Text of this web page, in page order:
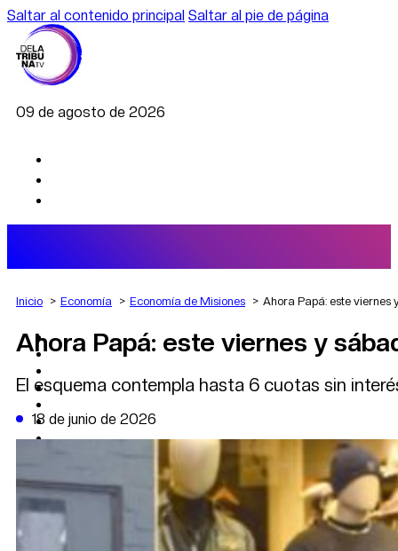
Saltar al contenido principal Saltar al pie de página
09 de agosto de 2026
AGRO
DEPORTES
POLÍTICA
DATA FIRME
DE LA TRIBUNA TV
Inicio Economía Economía de Misiones Ahora Papá: este
Ahora Papá: este viernes y
El esquema contempla hasta 6 cuotas sin
18 de junio de 2026